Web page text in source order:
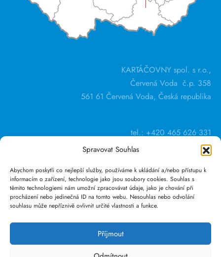
Spravovat Souhlas
Abychom poskytli co nejlepší služby, používáme k ukládání a/nebo přístupu k
informacím o zařízení, technologie jako jsou soubory cookies. Souhlas s
těmito technologiemi nám umožní zpracovávat údaje, jako je chování při
procházení nebo jedinečná ID na tomto webu. Nesouhlas nebo odvolání
souhlasu může nepříznivě ovlivnit určité vlastnosti a funkce.
Příjmout
KARTÁČOVNY spol. s r.o.,
Červená Voda č.p. 358
561 61 Červená Voda, Česká republika
tel.: +420 465 626 331
GDPR
Obchodní podmínky